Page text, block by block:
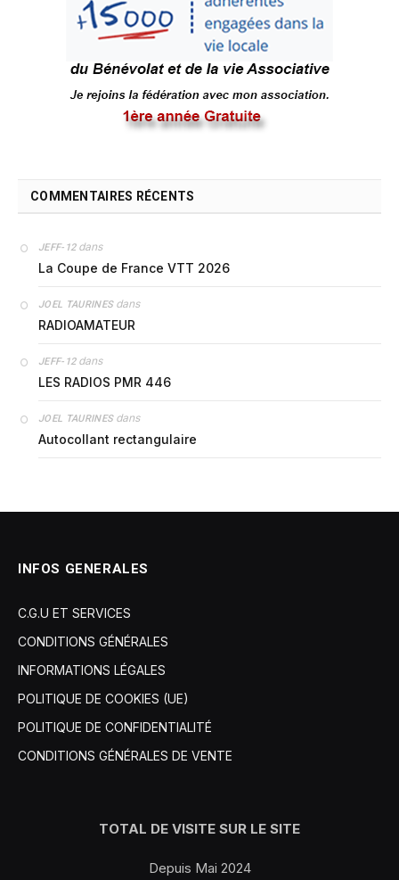
COMMENTAIRES RÉCENTS
JEFF-12dans
La Coupe de France VTT 2026
JOEL TAURINESdans
RADIOAMATEUR
JEFF-12dans
LES RADIOS PMR 446
JOEL TAURINESdans
Autocollant rectangulaire
INFOS GENERALES
C.G.U ET SERVICES
CONDITIONS GÉNÉRALES
INFORMATIONS LÉGALES
POLITIQUE DE COOKIES (UE)
POLITIQUE DE CONFIDENTIALITÉ
CONDITIONS GÉNÉRALES DE VENTE
TOTAL DE VISITE SUR LE SITE
Depuis Mai 2024